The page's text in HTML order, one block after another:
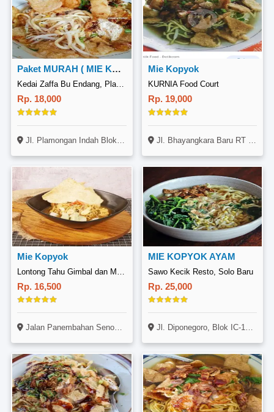
Paket MURAH ( MIE KOPYOK ES TEH)
Kedai Zaffa Bu Endang, Plamongan Indah
Rp. 18,000
Jl. Plamongan Indah Blok H (Samping Alfamart), Batursari, Mranggen
Mie Kopyok
KURNIA Food Court
Rp. 19,000
Jl. Bhayangkara Baru RT 05 RW 02 Genggongan Demak ( Sebelah Kantor BPBD Demak )
Mie Kopyok
Rp. 16,500
Jalan Panembahan Senopati Ngaliyan, Semarang
MIE KOPYOK AYAM
Sawo Kecik Resto, Solo Baru
Rp. 25,000
Jl. Diponegoro, Blok IC-16, Grogol, Sukoharjo